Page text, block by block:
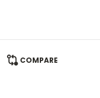
COMPARE